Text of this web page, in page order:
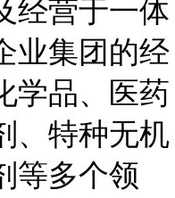
经营于一体
业集团的经
学品、医药
、特种无机
等多个领